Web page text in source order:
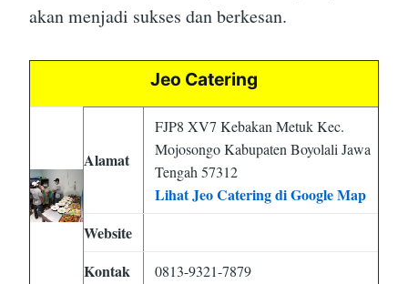
akan menjadi sukses dan berkesan.
Jeo Catering
Alamat
FJP8 XV7 Kebakan Metuk Kec.
Mojosongo Kabupaten Boyolali Jawa
Tengah 57312
Lihat Jeo Catering di Google Map
Website
Kontak
0813-9321-7879